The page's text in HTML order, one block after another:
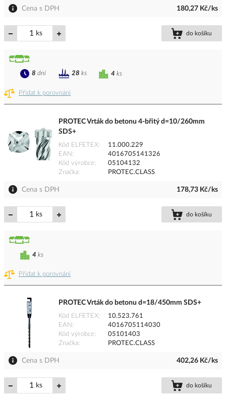
Cena s DPH 180,27 Kč/ks
ks do košíku
Přidat k porovnání
4 ks
8 dní 28 ks
PROTEC Vrták do betonu 4-břitý d=10/260mm
SDS+
Kód ELFETEX
11.000.229
EAN
4016705141326
Kód výrobce
05104132
Značka
PROTEC.CLASS
Cena s DPH 178,73 Kč/ks
ks do košíku
Přidat k porovnání
4 ks
PROTEC Vrták do betonu d=18/450mm SDS+
Kód ELFETEX
10.523.761
EAN
4016705114030
Kód výrobce
05101403
Značka
PROTEC.CLASS
Cena s DPH 402,26 Kč/ks
ks do košíku